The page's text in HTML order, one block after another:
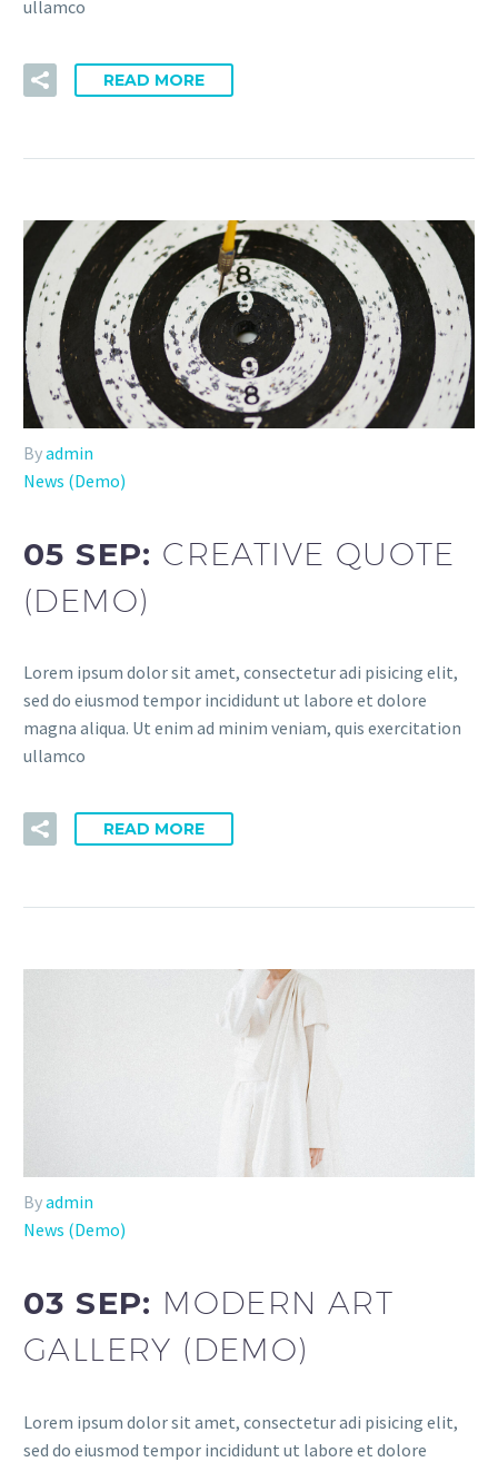
ullamco
READ MORE
Byadmin
News (Demo)
05 SEP: CREATIVE QUOTE
(DEMO)
Lorem ipsum dolor sit amet, consectetur adi pisicing elit,
sed do eiusmod tempor incididunt ut labore et dolore
magna aliqua. Ut enim ad minim veniam, quis exercitation
ullamco
READ MORE
Byadmin
News (Demo)
03 SEP: MODERN ART
GALLERY (DEMO)
Lorem ipsum dolor sit amet, consectetur adi pisicing elit,
sed do eiusmod tempor incididunt ut labore et dolore